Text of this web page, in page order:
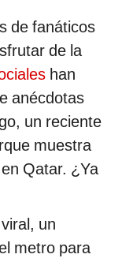
de fanáticos
de la
han
anécdotas
un reciente
muestra
Qatar. ¿Ya
un
metro para